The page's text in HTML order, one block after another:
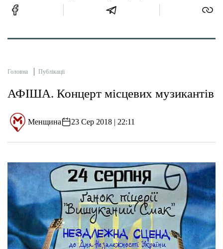
Головна Публікації
АФІША. Концерт місцевих музикантів
Менщина 23 Сер 2018 | 22:11